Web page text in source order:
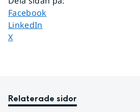
Dela sidan på
Facebook
Dela sidan på
LinkedIn
Dela sidan på
X
Relaterade sidor